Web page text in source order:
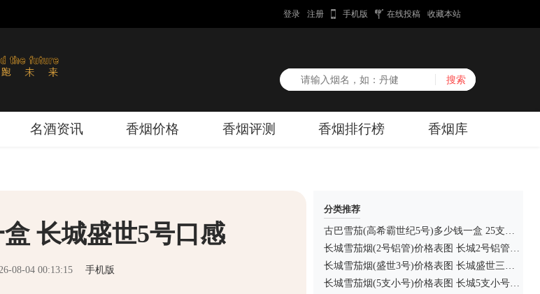
登录 注册 手机版 在线投稿 收藏本站
名酒资讯 香烟价格 香烟评测 香烟排行榜 香烟库
长城盛世5号口感
08-04 00:13:15 手机版
分类推荐
古巴雪茄(高希霸世纪5号)多少钱一盒 25支装高希霸世纪5号价格5725元/盒
长城雪茄烟(2号铝管)价格表图 长城2号铝管5支装多少钱
长城雪茄烟(盛世3号)价格表图 长城盛世三号多少钱
长城雪茄烟(5支小号)价格表图 长城5支小号雪茄多少钱